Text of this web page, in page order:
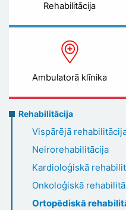
Rehabilitācija
Ambulatorā klīnika
Rehabilitation
menu
Rehabilitācija
Vispārējā
Neirorehabilitācija
Kardioloģiskā
Onkoloģiskā
Ortopēdiskā